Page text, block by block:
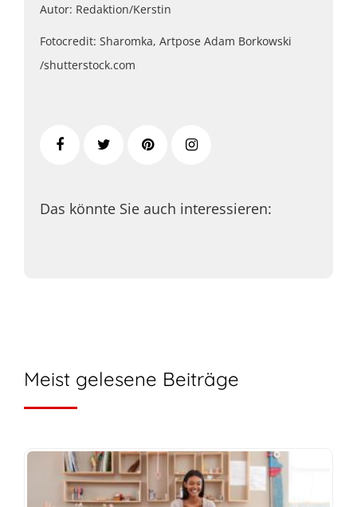
Autor: Redaktion/Kerstin
Fotocredit: Sharomka, Artpose Adam Borkowski
/shutterstock.com
Das könnte Sie auch interessieren:
Meist gelesene Beiträge